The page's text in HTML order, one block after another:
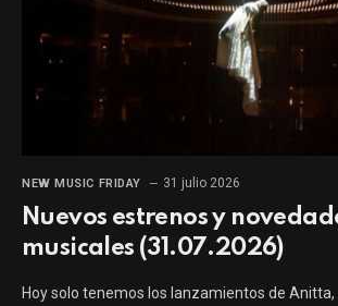
NEW MUSIC FRIDAY 31 julio 2026
Nuevos estrenos y
musicales (31.07.2026)
Hoy solo tenemos los lanzamientos de Anitta,